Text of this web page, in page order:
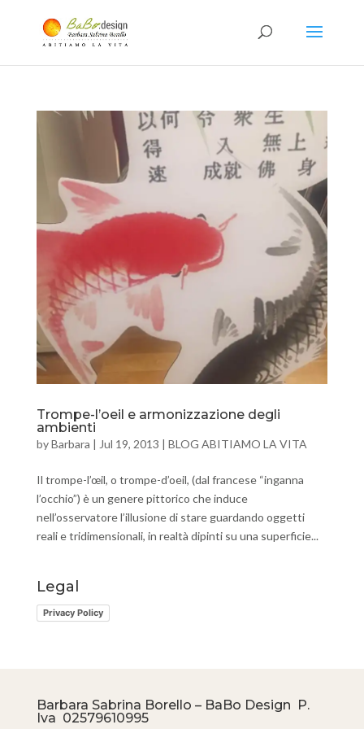
Trompe-l’oeil e armonizzazione degli
ambienti
byBarbara | Jul 19, 2013 | BLOG ABITIAMO LA VITA
Il trompe-l’œil, o trompe-d’oeil, (dal francese “inganna
l’occhio”) è un genere pittorico che induce
nell’osservatore l’illusione di stare guardando oggetti
reali e tridimensionali, in realtà dipinti su una superficie...
Legal
Privacy Policy
Barbara Sabrina Borello – BaBo Design P.
Iva 02579610995